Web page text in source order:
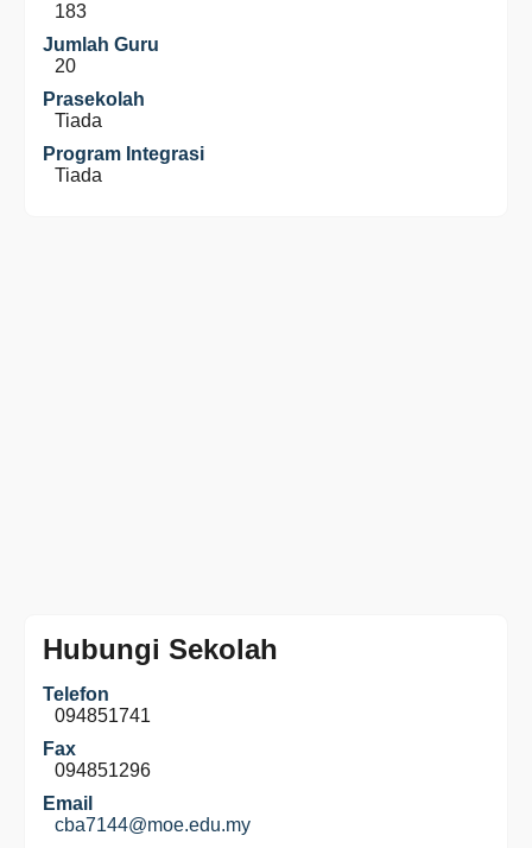
183
Jumlah Guru
20
Prasekolah
Tiada
Program Integrasi
Tiada
Hubungi Sekolah
Telefon
094851741
Fax
094851296
Email
cba7144@moe.edu.my